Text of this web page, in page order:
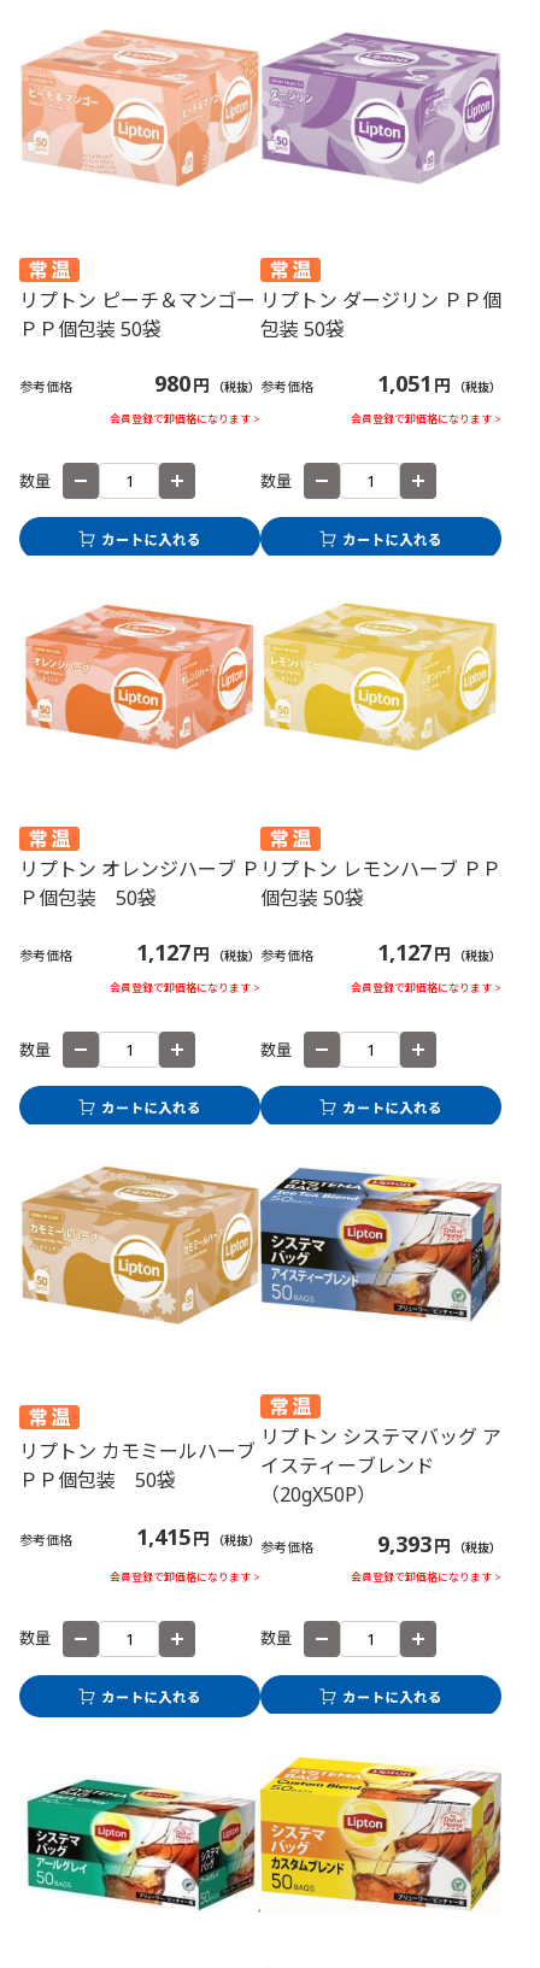
リプトン ピーチ＆マンゴー
ＰＰ個包装 50袋
参考価格 980円 （税抜）
会員登録で卸価格になります >
数量
リプトン ダージリン ＰＰ個
包装 50袋
参考価格 1,051 円 （税抜）
会員登録で卸価格になります >
数量
リプトン オレンジハーブ Ｐ
Ｐ個包装 50袋
参考価格 1,127円 （税抜）
会員登録で卸価格になります >
数量
リプトン レモンハーブ ＰＰ
個包装 50袋
参考価格 1,127円 （税抜）
会員登録で卸価格になります >
数量
リプトン カモミールハーブ
ＰＰ個包装 50袋
参考価格 1,415円 （税抜）
会員登録で卸価格になります >
数量
リプトン システマバッグ ア
イスティーブレンド
（20gX50P）
参考価格 9,393円 （税抜）
会員登録で卸価格になります >
数量